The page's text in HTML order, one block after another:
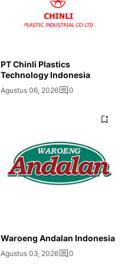
PT Chinli Plastics
Technology Indonesia
Agustus 06, 2026 0
Waroeng Andalan Indonesia
Agustus 03, 2026 0